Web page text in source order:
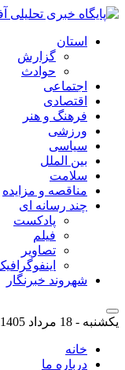
استان
گزارش
حوادث
اجتماعی
اقتصادی
فرهنگ و هنر
ورزشی
سیاسی
بین الملل
سلامت
مناقصه و مزایده
چند رسانه ای
پادکست
فیلم
تصاویر
شهروند خبرنگار
یکشنبه - 18 مرداد 1405
خانه
درباره ما